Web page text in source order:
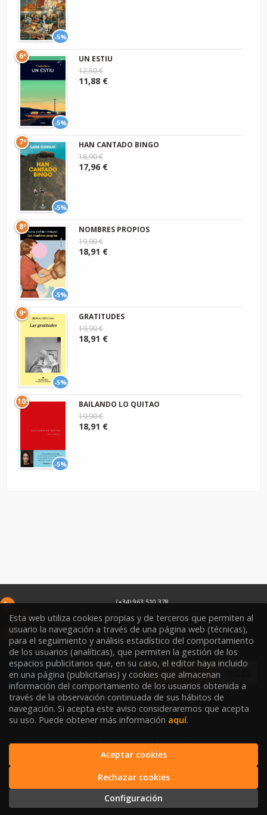
-5%
-5%
6º
UN ESTIU
12,50 €
11,88 €
-5%
7º
HAN CANTADO BINGO
18,90 €
17,96 €
-5%
8º
NOMBRES PROPIOS
19,90 €
18,91 €
-5%
9º
GRATITUDES
19,90 €
18,91 €
-5%
10º
BAILANDO LO QUITAO
19,90 €
18,91 €
(+34) 963 510 378
infoweb@libreriasoriano.com
C/ Xàtiva 15
46002 Valencia España
Condiciones de venta
Política de Protección de Datos
Política de Cookies
2026 © LIBRERÍA SORIANO
Esta web utiliza cookies propias y de terceros que permiten al
usuario la navegación a través de una página web (técnicas),
para el seguimiento y análisis estadístico del comportamiento
de los usuarios (analíticas), que permiten la gestión de los
espacios publicitarios que, en su caso, el editor haya incluido
en una página (publicitarias) y cookies que almacenan
información del comportamiento de los usuarios obtenida a
través de la observación continuada de sus hábitos de
navegación. Si acepta este aviso consideraremos que acepta
su uso. Puede obtener más información aquí.
Configuración
Rechazar cookies
Aceptar cookies